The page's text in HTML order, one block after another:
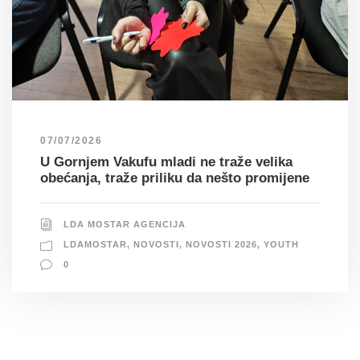
07/07/2026
U Gornjem Vakufu mladi ne traže velika
obećanja, traže priliku da nešto promijene
LDA MOSTAR AGENCIJA
LDAMOSTAR, NOVOSTI , NOVOSTI 2026, YOUTH
0